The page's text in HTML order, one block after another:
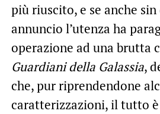
più riuscito, e se anche
annuncio l’utenza ha
operazione ad una brutta
Guardiani della Galassia,
che, pur riprendendone
caratterizzazioni, il tutto è